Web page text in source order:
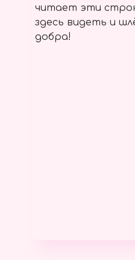
читает эти
здесь видеть и
добра!